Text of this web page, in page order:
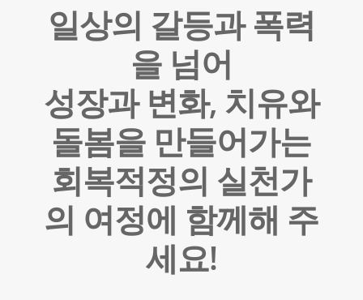
일상의 갈등과 폭력
을 넘어
성장과 변화, 치유와
돌봄을 만들어가는
회복적정의 실천가
의 여정에 함께해 주
세요!